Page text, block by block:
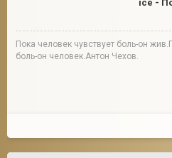
ice -
Пока человек чувствует боль-он
боль-он человек.Антон Чехов.